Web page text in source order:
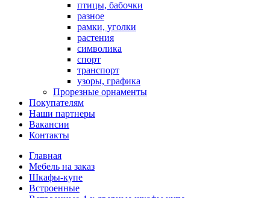
птицы, бабочки
разное
рамки, уголки
растения
символика
спорт
транспорт
узоры, графика
Прорезные орнаменты
Покупателям
Наши партнеры
Вакансии
Контакты
Главная
Мебель на заказ
Шкафы-купе
Встроенные